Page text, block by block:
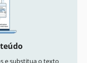
e substitua o texto